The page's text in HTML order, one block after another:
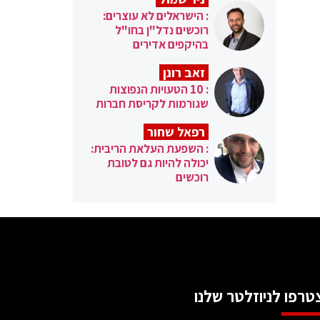
: הישראלים לא עוצרים:
רוכשים נדל"ן בחו"ל
בהיקפים אדירים
זאב רונן
: 10 הטעויות הנפוצות
שגורמות לקריסת חברות
רפאל שחור
: השפעת העלאת הריבית:
יכולה להיות גם לטובת
רוכשים
לניוזלטר שלנו